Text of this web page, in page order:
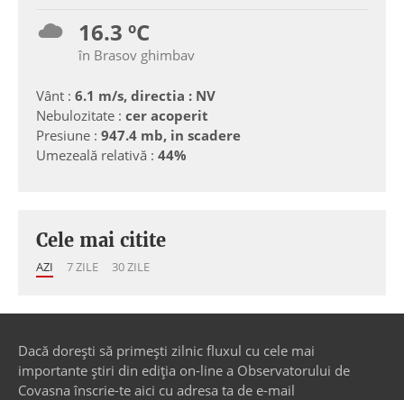
16.3 ºC
în Brasov ghimbav
Vânt : 6.1 m/s, directia : NV
Nebulozitate : cer acoperit
Presiune : 947.4 mb, in scadere
Umezeală relativă : 44%
Cele mai citite
AZI 7 ZILE 30 ZILE
Dacă dorești să primești zilnic fluxul cu cele mai
importante știri din ediția on-line a Observatorului de
Covasna înscrie-te aici cu adresa ta de e-mail